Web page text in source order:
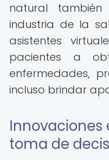
natural
industria de la
asistentes
pacientes a
enfermedades,
incluso brindar
Innovaciones
toma de